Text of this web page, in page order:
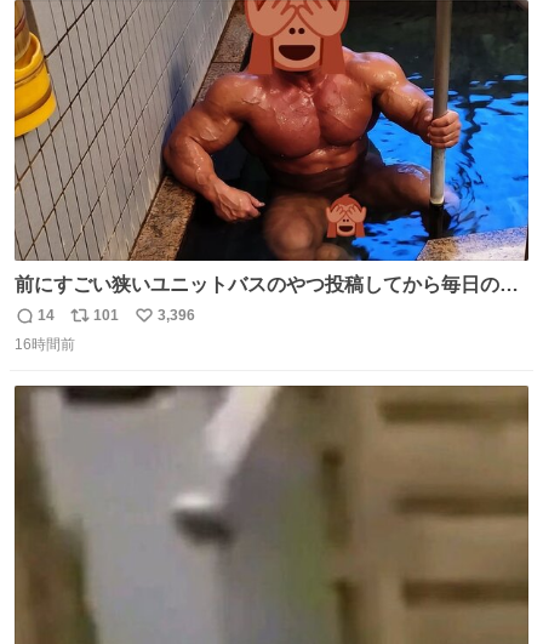
ト
数
数
前にすごい狭いユニットバスのやつ投稿してから毎日のよ
うに温泉とかに連れてってもらってる。SNS効果凄い。俺
は幸せもんです・・・いつもありがとうございます🫡
返
信
14
リ
ポ
ト
101
い
数
3,396
16時間前